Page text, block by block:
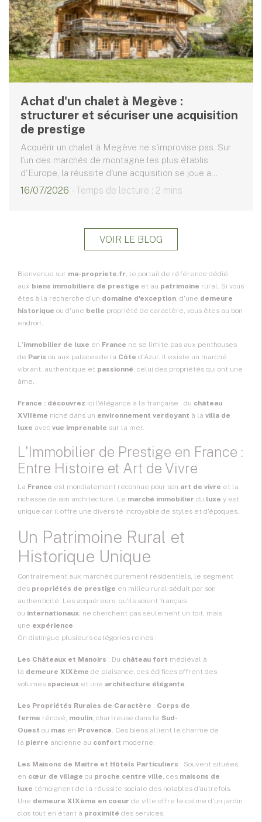
Achat d'un chalet à Megève :
structurer et sécuriser une acquisition
de prestige
Acquérir un chalet à Megève ne s'improvise pas. Sur
l'un des marchés de montagne les plus établis
d'Europe, la réussite d'une acquisition se joue a...
16/07/2026 - Temps de lecture : 2 mins
VOIR LE BLOG
Bienvenue sur ma-propriete.fr, le portail de référence dédié
aux biens immobiliers de prestige et au patrimoine rural. Si vous
êtes à la recherche d'un domaine d'exception, d'une demeure
historique ou d'une belle propriété de caractère, vous êtes au bon
endroit.
L'immobilier de luxe en France ne se limite pas aux penthouses
de Paris ou aux palaces de la Côte d'Azur. Il existe un marché
vibrant, authentique et passionné, celui des propriétés qui ont une
âme.
France : découvrez ici l'élégance à la française : du château
XVIIème niché dans un environnement verdoyant à la villa de
luxe avec vue imprenable sur la mer.
L'Immobilier de Prestige en France :
Entre Histoire et Art de Vivre
La France est mondialement reconnue pour son art de vivre et la
richesse de son architecture. Le marché immobilier du luxe y est
unique car il offre une diversité incroyable de styles et d'époques.
Un Patrimoine Rural et
Historique Unique
Contrairement aux marchés purement résidentiels, le segment
des propriétés de prestige en milieu rural séduit par son
authenticité. Les acquéreurs, qu'ils soient français
ou internationaux, ne cherchent pas seulement un toit, mais
une expérience.
On distingue plusieurs catégories reines :
Les Châteaux et Manoirs : Du château fort médiéval à
la demeure XIXème de plaisance, ces édifices offrent des
volumes spacieux et une architecture élégante.
Les Propriétés Rurales de Caractère : Corps de
ferme rénové, moulin, chartreuse dans le Sud-
Ouest ou mas en Provence. Ces biens allient le charme de
la pierre ancienne au confort moderne.
Les Maisons de Maître et Hôtels Particuliers : Souvent situées
en cœur de village ou proche centre ville, ces maisons de
luxe témoignent de la réussite sociale des notables d'autrefois.
Une demeure XIXème en coeur de ville offre le calme d'un jardin
clos tout en étant à proximité des services.